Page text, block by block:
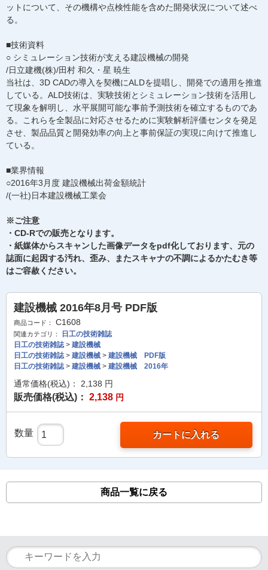
ットについて、その機構や点検性能を含めた開発状況について述べ
る。
■技術資料
○ シミュレーション技術が支える建設機械の開発
/日立建機(株)/田村 和久・星 暁生
当社は、3D CADの導入を契機にALDを提唱し、開発での適用を推進
している。ALD技術は、実験技術とシミュレーション技術を活用し
て現象を解明し、水平展開可能な事前予測技術を確立するものであ
る。これらを全製品に対応させるために実験解析評価センタを発足
させ、製品品質と開発効率の向上と事前保証の実現に向けて推進し
ている。
■業界情報
○2016年3月度 建設機械出荷金額統計
/(一社)日本建設機械工業会
※ご注意
・CD-Rでの販売となります。
・紙媒体からスキャンした画像データをpdf化しております、元の
誌面に起因する汚れ、歪み、またスキャナの不調によるかたむき等
はご容赦ください。
建設機械 2016年8月号 PDF版
商品コード： C1608
関連カテゴリ：
日工の技術雑誌
日工の技術雑誌> 建設機械
日工の技術雑誌> 建設機械 > 建設機械 PDF版
日工の技術雑誌> 建設機械 > 建設機械 2016年
通常価格(税込)： 2,138 円
販売価格(税込)： 2,138 円
数量 カートに入れる
商品一覧に戻る